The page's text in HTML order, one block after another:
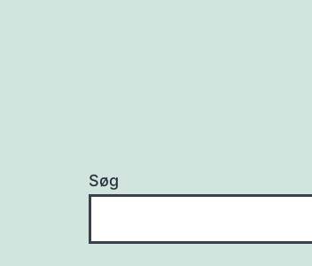
Søg